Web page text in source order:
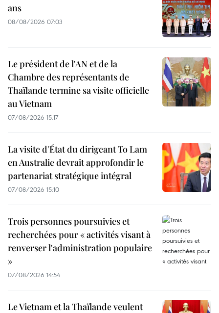
ans
08/08/2026 07:03
Le président de l'AN et de la
Chambre des représentants de
Thaïlande termine sa visite officielle
au Vietnam
07/08/2026 15:17
La visite d'État du dirigeant To Lam
en Australie devrait approfondir le
partenariat stratégique intégral
07/08/2026 15:10
Trois personnes poursuivies et
recherchées pour « activités visant à
renverser l'administration populaire
»
07/08/2026 14:54
Le Vietnam et la Thaïlande veulent